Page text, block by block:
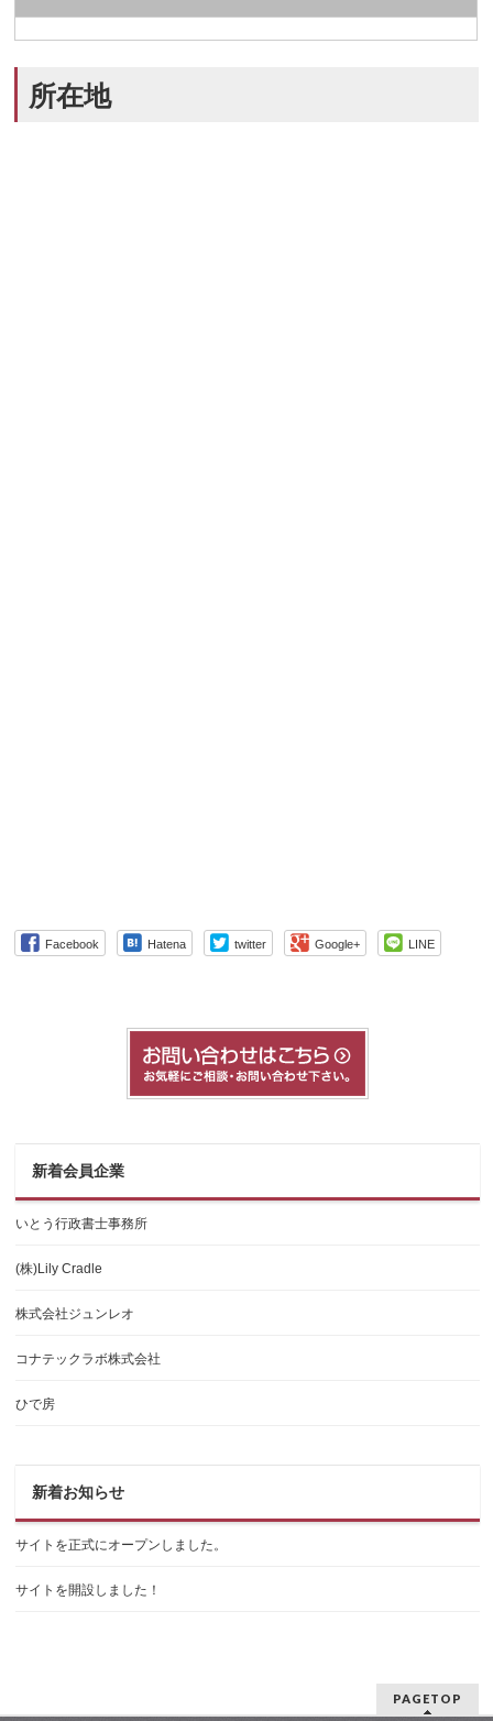
所在地
Facebook Hatena twitter Google+ LINE
新着会員企業
いとう行政書士事務所
(株)Lily Cradle
株式会社ジュンレオ
コナテックラボ株式会社
ひで房
新着お知らせ
サイトを正式にオープンしました。
サイトを開設しました！
PAGETOP